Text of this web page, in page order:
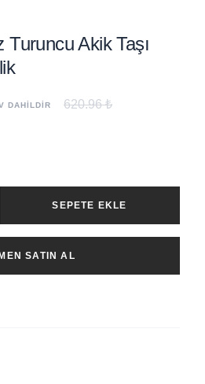
Turuncu Akik Taşı
DAHİLDİR 620.96 ₺
SEPETE EKLE
SATIN AL